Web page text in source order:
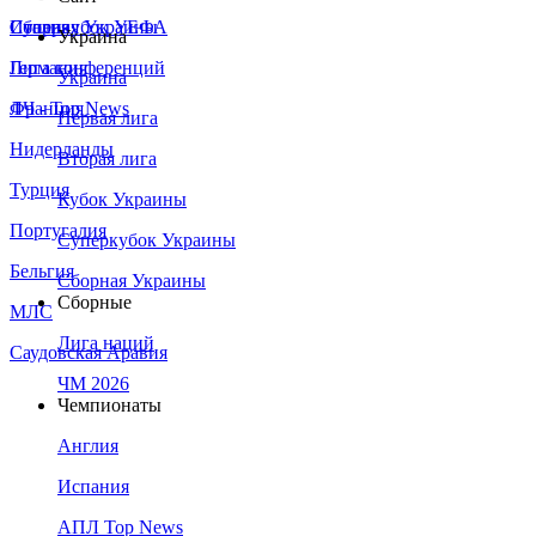
Сборная Украины
Италия
Германия
Франция
Нидерланды
Турция
Португалия
Бельгия
МЛС
Саудовская Аравия
Суперкубок УЕФА
Лига конференций
ЛЧ - Top News
Украина
Украина
Первая лига
Вторая лига
Кубок Украины
Суперкубок Украины
Сборная Украины
Сборные
Лига наций
ЧМ 2026
Чемпионаты
Англия
Испания
АПЛ Top News